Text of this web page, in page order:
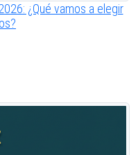
¿Qué vamos a elegir